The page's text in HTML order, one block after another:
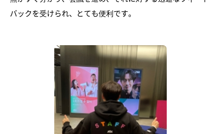
バックを受けられ、とても便利です。